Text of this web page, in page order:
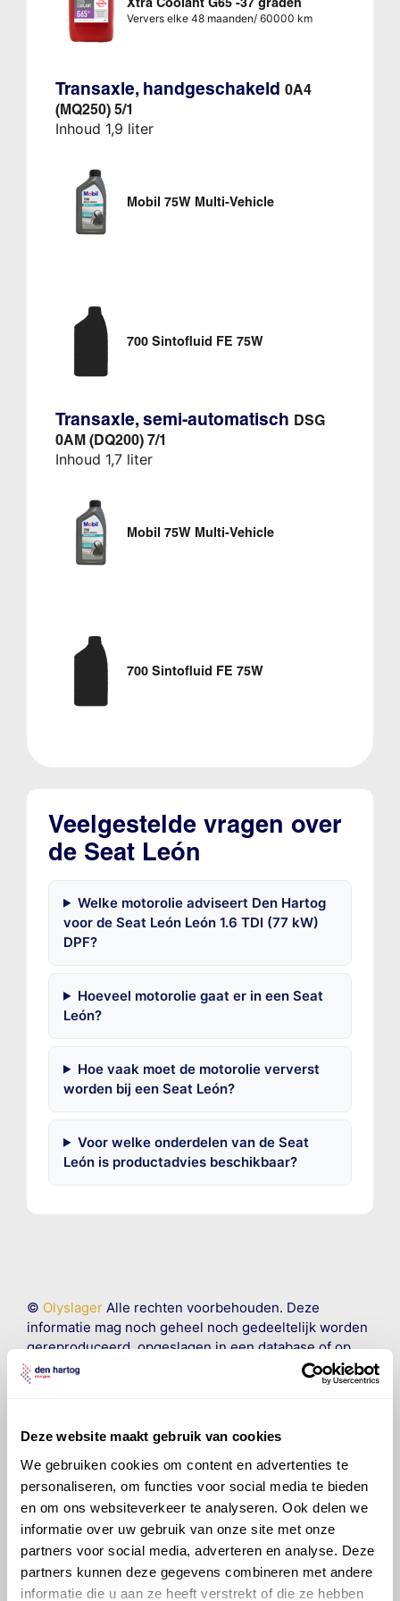
Deze website maakt gebruik van cookies
We gebruiken cookies om content en advertenties te
personaliseren, om functies voor social media te bieden
en om ons websiteverkeer te analyseren. Ook delen we
informatie over uw gebruik van onze site met onze
partners voor social media, adverteren en analyse. Deze
partners kunnen deze gegevens combineren met andere
informatie die u aan ze heeft verstrekt of die ze hebben
Ververs elke 48 maanden/ 60000 km
Transaxle, handgeschakeld 0A4
(MQ250) 5/1
Inhoud 1,9 liter
Mobil 75W Multi-Vehicle
700 Sintofluid FE 75W
Transaxle, semi-automatisch DSG
0AM (DQ200) 7/1
Inhoud 1,7 liter
Mobil 75W Multi-Vehicle
700 Sintofluid FE 75W
Veelgestelde vragen over
de Seat León
Welke motorolie adviseert Den Hartog
voor de Seat León León 1.6 TDI (77 kW)
DPF?
Hoeveel motorolie gaat er in een Seat
León?
Hoe vaak moet de motorolie ververst
worden bij een Seat León?
Voor welke onderdelen van de Seat
León is productadvies beschikbaar?
© OlyslagerAlle rechten voorbehouden. Deze
informatie mag noch geheel noch gedeeltelijk worden
gereproduceerd, opgeslagen in een database of op
andere manieren worden overgedragen zonder
voorafgaande schriftelijke toestemming van Olyslager
en compleet mogelijk zijn, wordt geen
aansprakelijkheid aanvaard, anders dan waartoe een
wettelijke verplichting bestaat, voor schade of verlies
veroorzaakt door fouten of omissies in de verstrekte
informatie. Door deze olieaanbevelingsinformatie te
raadplegen en te gebruiken erkent de gebruiker dat
hij/zij de ervaring, de kennis en het vermogen heeft
om de vereiste onderhoudswerkzaamheden op een